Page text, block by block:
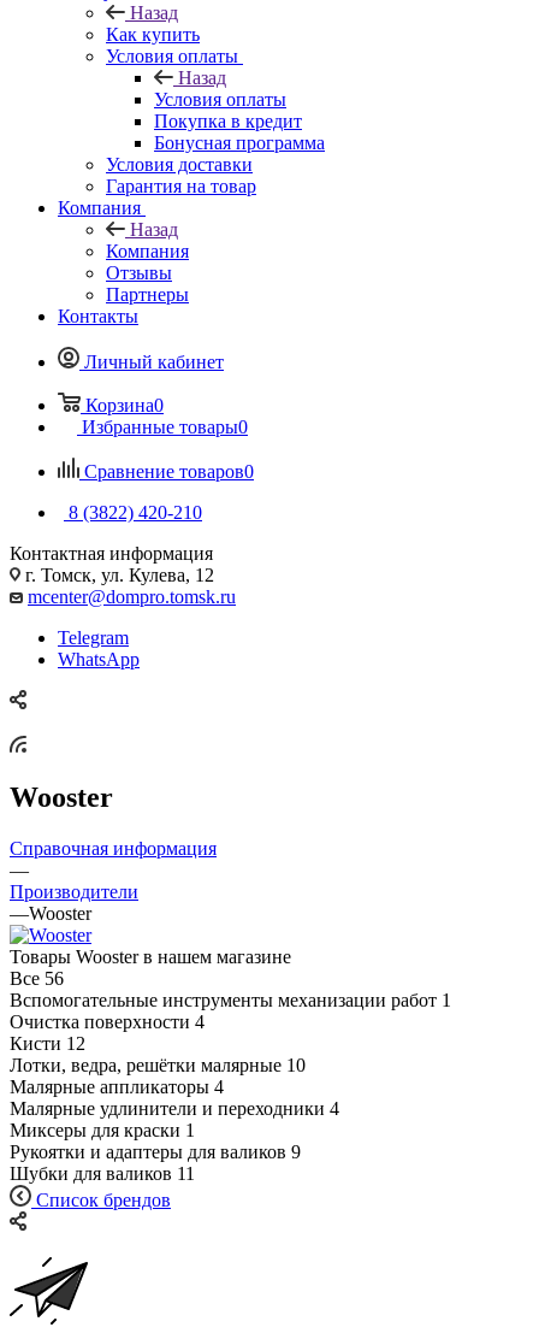
Назад
Как купить
Условия оплаты
Назад
Условия оплаты
Покупка в кредит
Бонусная программа
Условия доставки
Гарантия на товар
Компания
Назад
Компания
Отзывы
Партнеры
Контакты
Личный кабинет
Корзина0
Избранные товары0
Сравнение товаров0
8 (3822) 420-210
Контактная информация
г. Томск, ул. Кулева, 12
mcenter@dompro.tomsk.ru
Telegram
WhatsApp
Wooster
Справочная информация
—
Производители
—Wooster
Товары Wooster в нашем магазине
Все 56
Вспомогательные инструменты механизации работ 1
Очистка поверхности 4
Кисти 12
Лотки, ведра, решётки малярные 10
Малярные аппликаторы 4
Малярные удлинители и переходники 4
Миксеры для краски 1
Рукоятки и адаптеры для валиков 9
Шубки для валиков 11
Список брендов